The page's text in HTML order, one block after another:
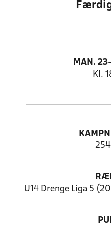
MAN.
Kl.
U14 Drenge Liga 5